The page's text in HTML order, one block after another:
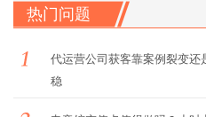
热门问题
代运营公司获客靠案例裂变还
稳